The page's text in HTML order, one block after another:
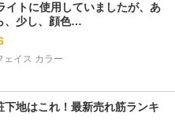
イトに使用していましたが、あ
、少し、顔色…
ェイス カラー
下地はこれ！最新売れ筋ランキ